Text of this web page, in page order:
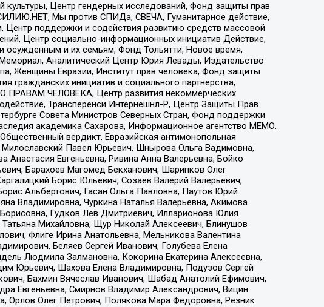
Центр гендерных исследований, Фонд защиты прав
Мы против СПИДа, СВЕЧА, Гуманитарное действие,
поддержки и содействия развитию средств массовой
Центр социально-информационных инициатив Действие,
и их семьям, Фонд Тольятти, Новое время,
Аналитический Центр Юрия Левады, Издательство
Женщины Евразии, Институт прав человека, Фонд защиты
гражданских инициатив и социального партнерства,
ПРАВАМ ЧЕЛОВЕКА, Центр развития некоммерческих
Трансперенси Интернешнл-Р, Центр Защиты Прав
Совета Министров Северных Стран, Фонд поддержки
академика Сахарова, Информационное агентство МЕМО.
вердикт, Евразийская антимонопольная
Милославский Павел Юрьевич, Шнырова Ольга Вадимовна,
Евгеньевна, Ривина Анна Валерьевна, Бойко
Барахоев Магомед Бекханович, Шарипков Олег
Борис Юльевич, Созаев Валерий Валерьевич,
Альбертович, Гасан Ольга Павловна, Паутов Юрий
Владимировна, Чуркина Наталья Валерьевна, Акимова
Гудков Лев Дмитриевич, Илларионова Юлия
Михайловна, Щур Николай Алексеевич, Блинушов
Флиге Ирина Анатольевна, Мельникова Валентина
Беляев Сергей Иванович, Голубева Елена
Людмила Залмановна, Кокорина Екатерина Алексеевна,
Юрьевич, Шахова Елена Владимировна, Подузов Сергей
Бахмин Вячеслав Иванович, Шабад Анатолий Ефимович,
Евгеньевна, Смирнов Владимир Александрович, Вицин
Орлов Олег Петрович, Полякова Мара Федоровна, Резник